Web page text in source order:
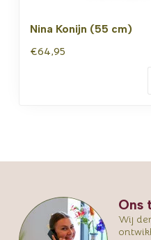
Nina Konijn (55 cm)
€64,95
Ons
Wij